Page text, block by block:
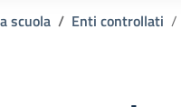
scuola Enti controllati